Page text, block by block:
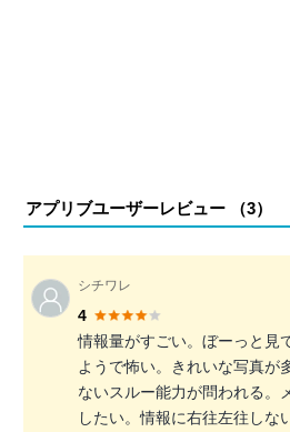
アプリブユーザーレビュー （3）
シチワレ
4
情報量がすごい。ぼーっと見
ようで怖い。きれいな写真が
ないスルー能力が問われる。
したい。情報に右往左往しな